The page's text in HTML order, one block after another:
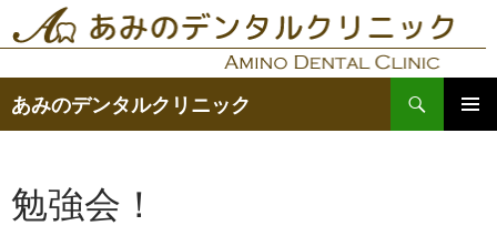
ン
ツ
キ
ッ
あみのデンタルクリニック
索
勉強会！